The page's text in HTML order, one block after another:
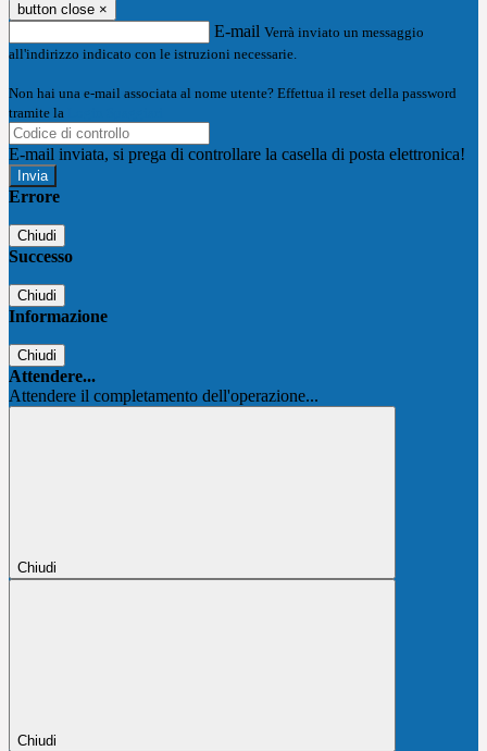
button close ×
E-mail Verrà inviato un messaggio
all'indirizzo indicato con le istruzioni necessarie.
Non hai una e-mail associata al nome utente? Effettua il reset della password
tramite la
E-mail inviata, si prega di controllare la casella di posta elettronica!
Errore
Chiudi
Successo
Chiudi
Informazione
Chiudi
Attendere...
Attendere il completamento dell'operazione...
Chiudi
Chiudi